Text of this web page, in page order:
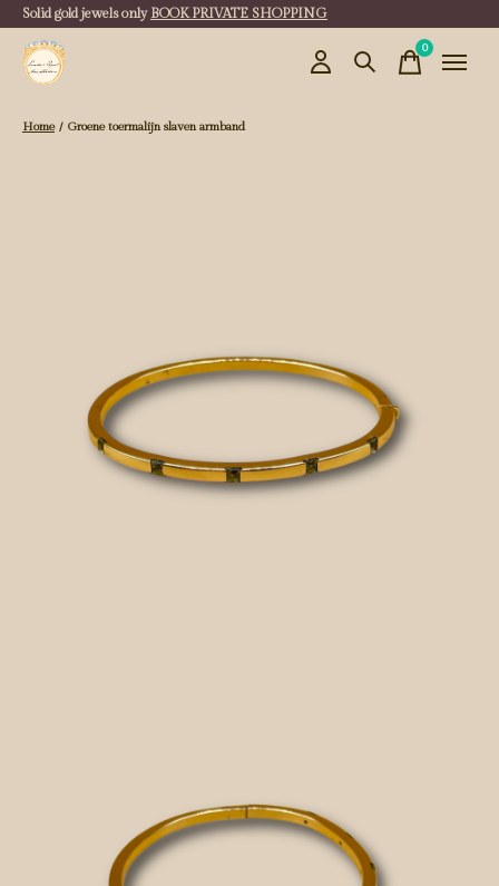
Solid gold jewels only BOOK PRIVATE SHOPPING
0items
Home / Groene toermalijn slaven armband